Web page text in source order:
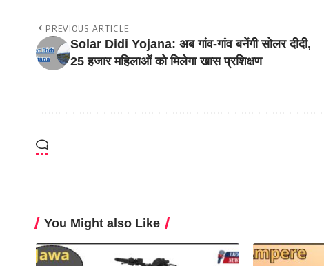
PREVIOUS ARTICLE
Solar Didi Yojana: अब गांव-गांव बनेंगी सोलर दीदी,
25 हजार महिलाओं को मिलेगा खास प्रशिक्षण
You Might also Like